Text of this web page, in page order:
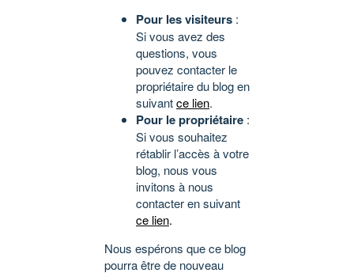
Pour les visiteurs :
Si vous avez des
questions, vous
pouvez contacter le
propriétaire du blog en
suivantce lien.
Pour le propriétaire :
Si vous souhaitez
rétablir l’accès à votre
blog, nous vous
invitons à nous
contacter en suivant
ce lien.
Nous espérons que ce blog
pourra être de nouveau